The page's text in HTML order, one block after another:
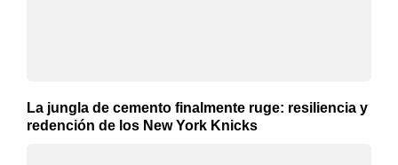
La jungla de cemento finalmente ruge: resiliencia y
redención de los New York Knicks